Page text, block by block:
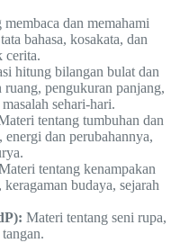
dan memahami
bahasa, kosakata, dan
cerita.
hitung bilangan bulat dan
ruang, pengukuran panjang,
sehari-hari.
tentang tumbuhan dan
dan perubahannya,
tentang kenampakan
budaya, sejarah
Materi tentang seni rupa,